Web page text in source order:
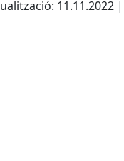
11.11.2022